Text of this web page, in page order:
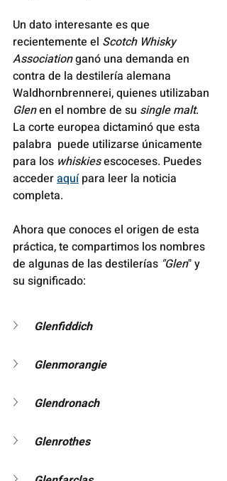
Un dato interesante es que
recientemente el Scotch Whisky
Association ganó una demanda en
contra de la destilería alemana
Waldhornbrennerei, quienes utilizaban
Glen en el nombre de su single malt.
La corte europea dictaminó que esta
palabra  puede utilizarse únicamente
para los whiskies escoceses. Puedes
acceder aquí para leer la noticia
completa.
Ahora que conoces el origen de esta
práctica, te compartimos los nombres
de algunas de las destilerías "Glen" y
su significado:
Glenfiddich
Glenmorangie
Glendronach
Glenrothes